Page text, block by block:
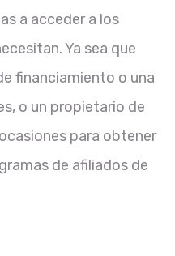
a acceder a los
Ya sea que
financiamiento o una
o un propietario de
para obtener
de afiliados de